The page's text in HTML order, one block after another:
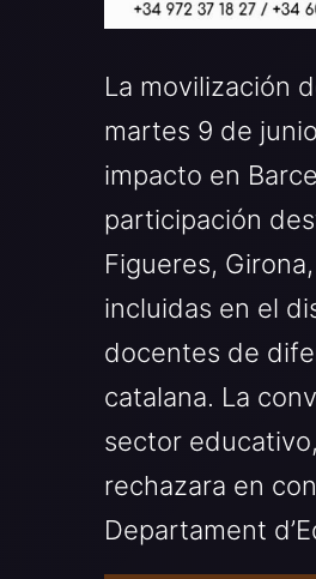
La movilización
martes 9 de
impacto en
participación
Figueres,
incluidas en el
docentes de
catalana. La
sector
rechazara en
Departament